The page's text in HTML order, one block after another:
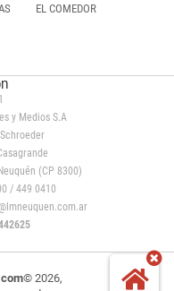
EL COMEDOR
y Medios S.A
(CP 8300)
/ 449 0410
© 2026,